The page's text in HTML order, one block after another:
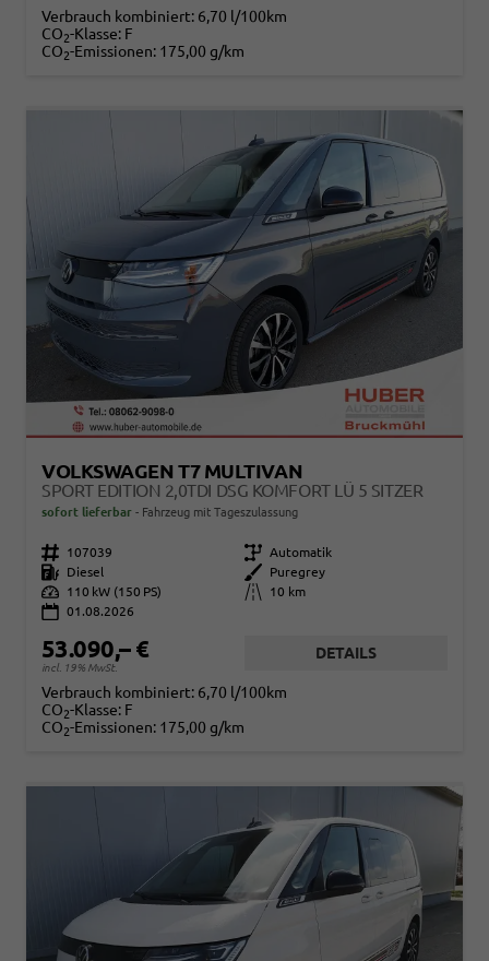
Verbrauch kombiniert: 6,70 l/100km
CO2-Klasse: F
CO2-Emissionen: 175,00 g/km
VOLKSWAGEN T7 MULTIVAN
SPORT EDITION 2,0TDI DSG KOMFORT LÜ 5 SITZER
sofort lieferbar Fahrzeug mit Tageszulassung
Fahrzeugnr. 107039 Getriebe Automatik
Kraftstoff
Diesel Außenfarbe
Puregrey
Leistung
110 kW (150 PS) Kilometerstand
10 km
01.08.2026
53.090,– €
incl. 19% MwSt.
DETAILS
Verbrauch kombiniert: 6,70 l/100km
CO2-Klasse: F
CO2-Emissionen: 175,00 g/km